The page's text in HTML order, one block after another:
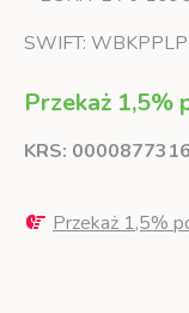
SWIFT:
Przekaż 1,5%
KRS: 0000877316
Przekaż 1,5%